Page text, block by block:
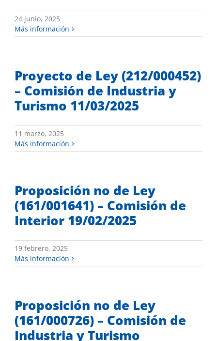
24 junio, 2025
Más información
Proyecto de Ley (212/000452)
– Comisión de Industria y
Turismo 11/03/2025
11 marzo, 2025
Más información
Proposición no de Ley
(161/001641) – Comisión de
Interior 19/02/2025
19 febrero, 2025
Más información
Proposición no de Ley
(161/000726) – Comisión de
Industria y Turismo